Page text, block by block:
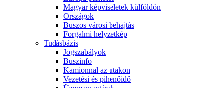
Magyar képviseletek külföldön
Országok
Buszos városi behajtás
Forgalmi helyzetkép
Tudásbázis
Jogszabályok
Buszinfo
Kamionnal az utakon
Vezetési és pihenőidő